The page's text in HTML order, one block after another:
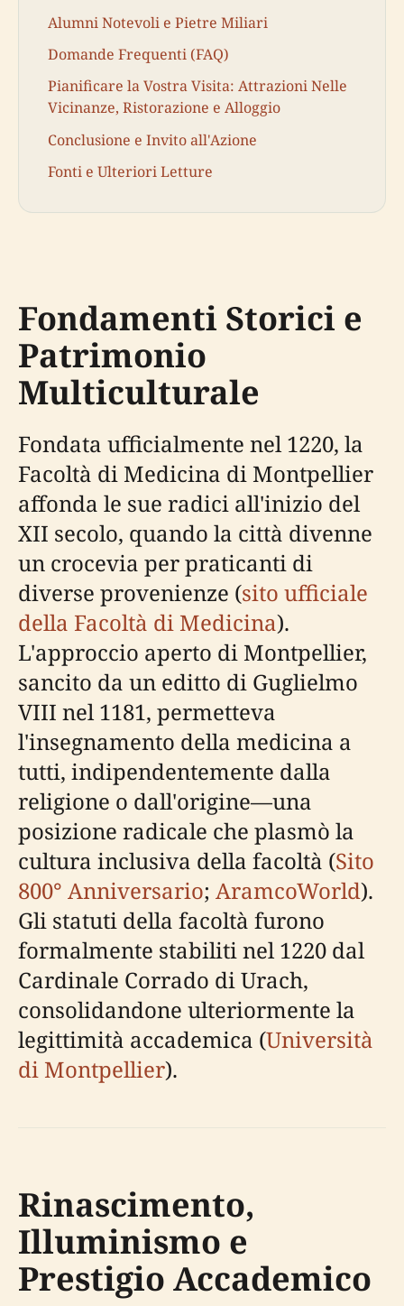
Alumni Notevoli e Pietre Miliari
Domande Frequenti (FAQ)
Pianificare la Vostra Visita: Attrazioni Nelle
Vicinanze, Ristorazione e Alloggio
Conclusione e Invito all'Azione
Fonti e Ulteriori Letture
Fondamenti Storici e
Patrimonio
Multiculturale
Fondata ufficialmente nel 1220, la
Facoltà di Medicina di Montpellier
affonda le sue radici all'inizio del
XII secolo, quando la città divenne
un crocevia per praticanti di
diverse provenienze (sito ufficiale
della Facoltà di Medicina).
L'approccio aperto di Montpellier,
sancito da un editto di Guglielmo
VIII nel 1181, permetteva
l'insegnamento della medicina a
tutti, indipendentemente dalla
religione o dall'origine—una
posizione radicale che plasmò la
cultura inclusiva della facoltà (Sito
800° Anniversario; AramcoWorld).
Gli statuti della facoltà furono
formalmente stabiliti nel 1220 dal
Cardinale Corrado di Urach,
consolidandone ulteriormente la
legittimità accademica (Università
di Montpellier).
Rinascimento,
Illuminismo e
Prestigio Accademico